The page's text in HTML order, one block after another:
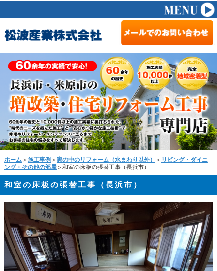
ホーム ＞ 施工事例 ＞ 家の中のリフォーム（水まわり以外） ＞ リビング・ダイニ
ング・その他の部屋＞和室の床板の張替工事（長浜市）
和室の床板の張替工事（長浜市）